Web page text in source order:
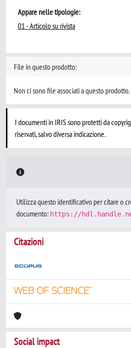
Appare nelle tipologie:
01 - Articolo su rivista
File in questo prodotto:
Non ci sono file associati a questo prodotto.
I documenti in IRIS sono protetti da
riservati, salvo diversa indicazione.
Utilizza questo identificativo per citare o
documento: https://
Citazioni
Social impact